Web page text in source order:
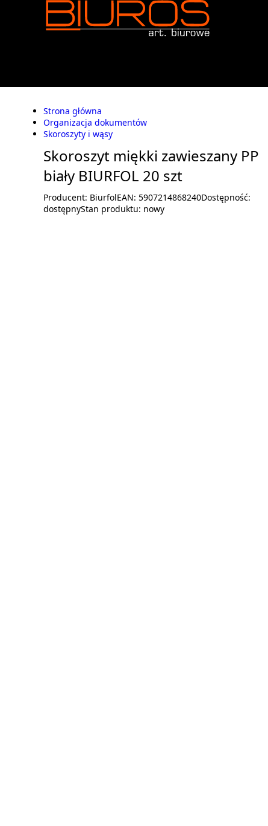
Strona główna
Organizacja dokumentów
Skoroszyty i wąsy
Skoroszyt miękki zawieszany PP
biały BIURFOL 20 szt
Producent: BiurfolEAN: 5907214868240Dostępność:
dostępnyStan produktu: nowy